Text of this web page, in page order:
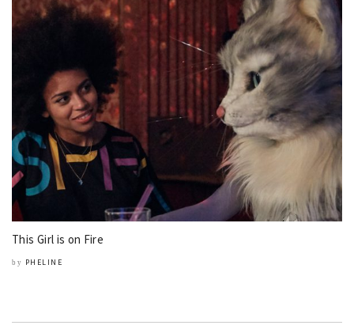
This Girl is on Fire
by PHELINE